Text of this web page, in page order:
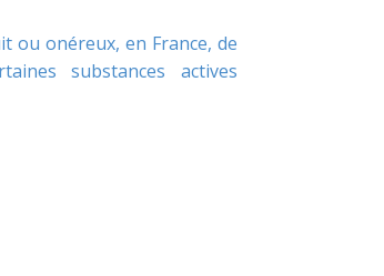
ou onéreux, en France, de
substances actives